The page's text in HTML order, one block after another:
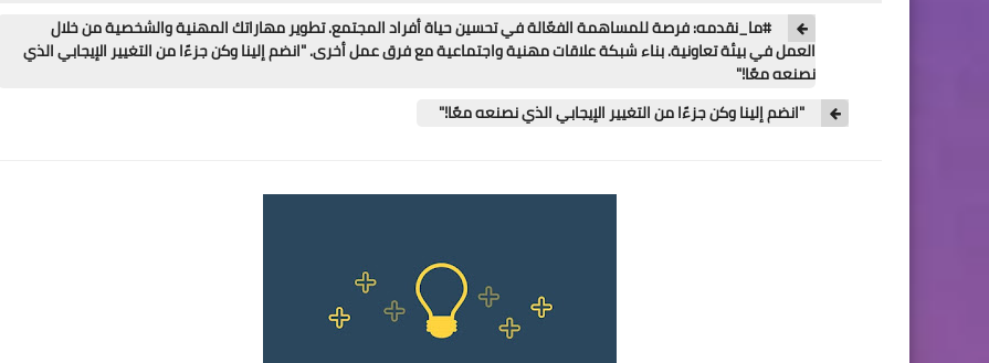
#ما_نقدمه: فرصة للمساهمة الفعّالة في تحسين حياة أفراد المجتمع. تطوير مهاراتك المهنية والشخصية من خلال
العمل في بيئة تعاونية. بناء شبكة علاقات مهنية واجتماعية مع فرق عمل أخرى. "انضم إلينا وكن جزءًا من التغيير الإيجابي الذي
نصنعه معًا!"
"انضم إلينا وكن جزءًا من التغيير الإيجابي الذي نصنعه معًا!"